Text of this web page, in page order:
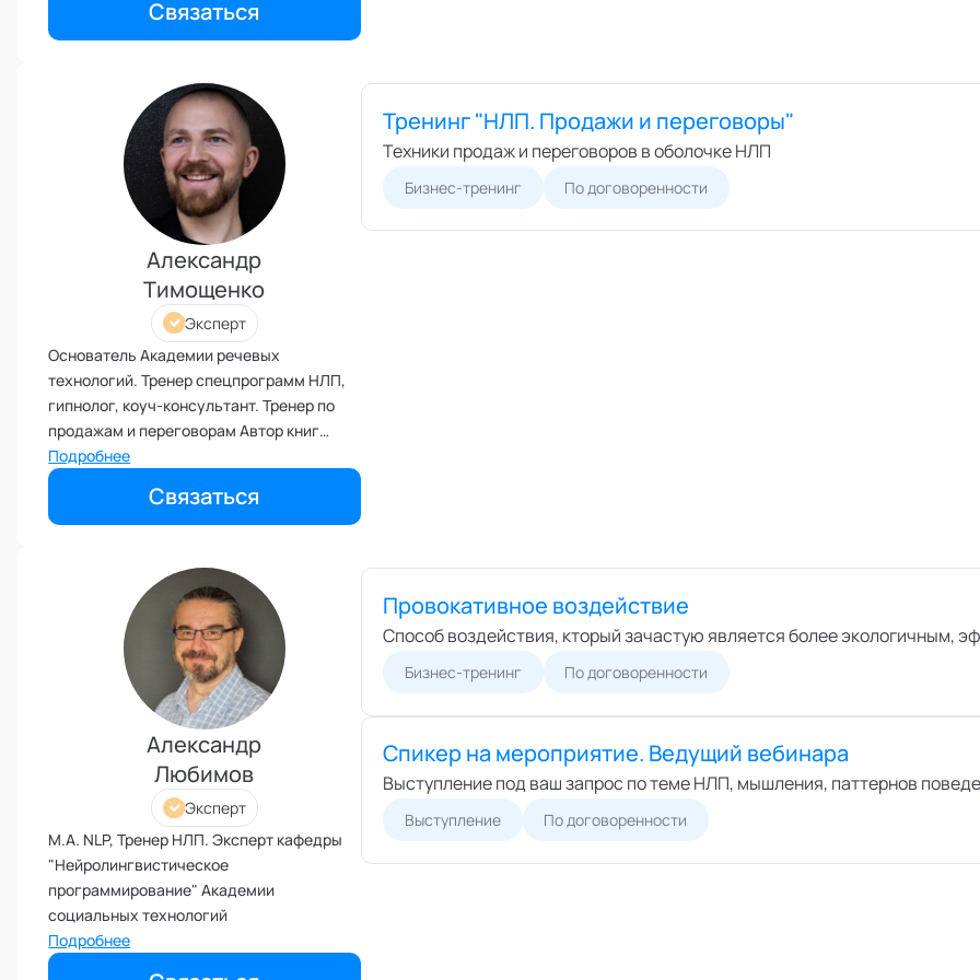
созависимость
Тревожность
Тьюторство
Умение работать в команде
Управление продажами и
маркетинг
Управление проектами
Управление репутацией
Фасилитация
Физические травмы и
реабилитация
Фобии и страхи
Формирование команд
Целеполагание и планирование
Эмоциональный интеллект
Связаться
Александр
Тимощенко
Эксперт
Основатель Академии речевых
технологий. Тренер спецпрограмм НЛП,
гипнолог, коуч-консультант. Тренер по
продажам и переговорам Автор книг
"НЛП в продажах" и "Время для себя".
Эксперт кафедры
"Нейролингвистическое
программирование" Академии
Подробнее
Связаться
Тренинг "НЛП. Продажи и переговоры"
Техники продаж и переговоров в оболочке НЛП
Бизнес-тренинг По договоренности
Александр
Любимов
Эксперт
M.A. NLP, Тренер НЛП. Эксперт кафедры
"Нейролингвистическое
программирование" Академии
социальных технологий
Подробнее
Провокативное воздействие
Способ воздействия, кторый зачастую является более экологичным,
Бизнес-тренинг По договоренности
Спикер на мероприятие. Ведущий вебинара
Выступление под ваш запрос по теме НЛП, мышления, паттернов
Выступление По договоренности